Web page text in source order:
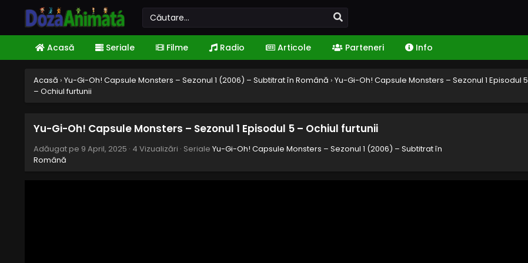
Acasă Seriale Filme Radio Articole Parteneri Info
Acasă › Yu-Gi-Oh! Capsule Monsters – Sezonul 1 (2006) – Subtitrat în Română › Yu-Gi-Oh! Capsule Monsters – Sezonul 1 Episodul 5
– Ochiul furtunii
Yu-Gi-Oh! Capsule Monsters – Sezonul 1 Episodul 5 – Ochiul furtunii
Adăugat pe 9 April, 2025 · 4 Vizualizări · Seriale Yu-Gi-Oh! Capsule Monsters – Sezonul 1 (2006) – Subtitrat în
Română